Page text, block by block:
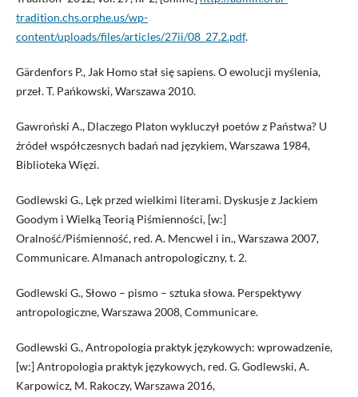
tradition.chs.orphe.us/wp-
content/uploads/files/articles/27ii/08_27.2.pdf.
Gärdenfors P., Jak Homo stał się sapiens. O ewolucji myślenia,
przeł. T. Pańkowski, Warszawa 2010.
Gawroński A., Dlaczego Platon wykluczył poetów z Państwa? U
źródeł współczesnych badań nad językiem, Warszawa 1984,
Biblioteka Więzi.
Godlewski G., Lęk przed wielkimi literami. Dyskusje z Jackiem
Goodym i Wielką Teorią Piśmienności, [w:]
Oralność/Piśmienność, red. A. Mencwel i in., Warszawa 2007,
Communicare. Almanach antropologiczny, t. 2.
Godlewski G., Słowo – pismo – sztuka słowa. Perspektywy
antropologiczne, Warszawa 2008, Communicare.
Godlewski G., Antropologia praktyk językowych: wprowadzenie,
[w:] Antropologia praktyk językowych, red. G. Godlewski, A.
Karpowicz, M. Rakoczy, Warszawa 2016,